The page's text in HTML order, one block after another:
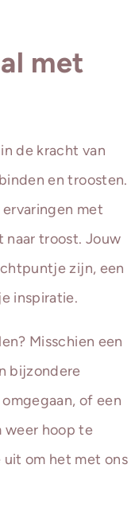
met
de kracht van
en troosten.
met
naar troost. Jouw
zijn, een
inspiratie.
Misschien een
bijzondere
of een
weer hoop te
uit om het met ons